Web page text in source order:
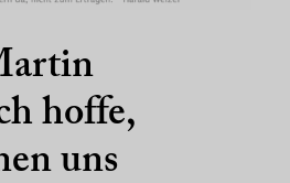
hoffe,
uns